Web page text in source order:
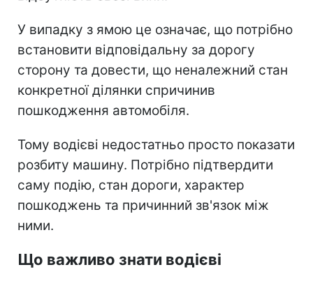
У випадку з ямою це означає, що потрібно
встановити відповідальну за дорогу
сторону та довести, що неналежний стан
конкретної ділянки спричинив
пошкодження автомобіля.
Тому водієві недостатньо просто показати
розбиту машину. Потрібно підтвердити
саму подію, стан дороги, характер
пошкоджень та причинний зв'язок між
ними.
Що важливо знати водієві